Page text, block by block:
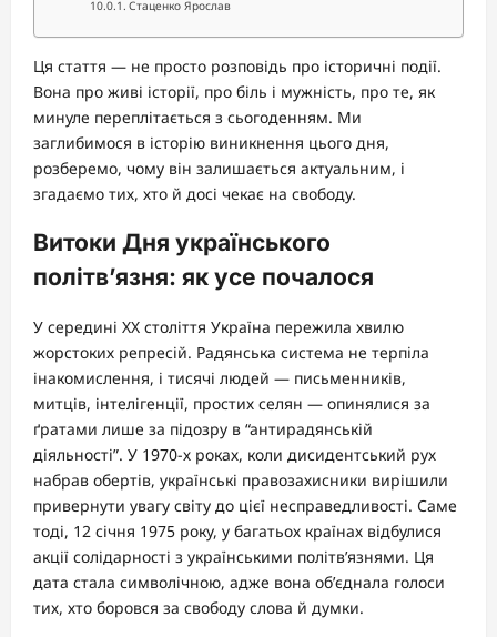
Стаценко Ярослав
Ця стаття — не просто розповідь про історичні події.
Вона про живі історії, про біль і мужність, про те, як
минуле переплітається з сьогоденням. Ми
заглибимося в історію виникнення цього дня,
розберемо, чому він залишається актуальним, і
згадаємо тих, хто й досі чекає на свободу.
Витоки Дня українського
політв’язня: як усе почалося
У середині XX століття Україна пережила хвилю
жорстоких репресій. Радянська система не терпіла
інакомислення, і тисячі людей — письменників,
митців, інтелігенції, простих селян — опинялися за
ґратами лише за підозру в “антирадянській
діяльності”. У 1970-х роках, коли дисидентський рух
набрав обертів, українські правозахисники вирішили
привернути увагу світу до цієї несправедливості. Саме
тоді, 12 січня 1975 року, у багатьох країнах відбулися
акції солідарності з українськими політв’язнями. Ця
дата стала символічною, адже вона об’єднала голоси
тих, хто боровся за свободу слова й думки.